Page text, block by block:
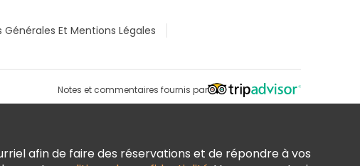
Et Mentions Légales
Notes et commentaires fournis par
afin de faire des réservations et de répondre à vos